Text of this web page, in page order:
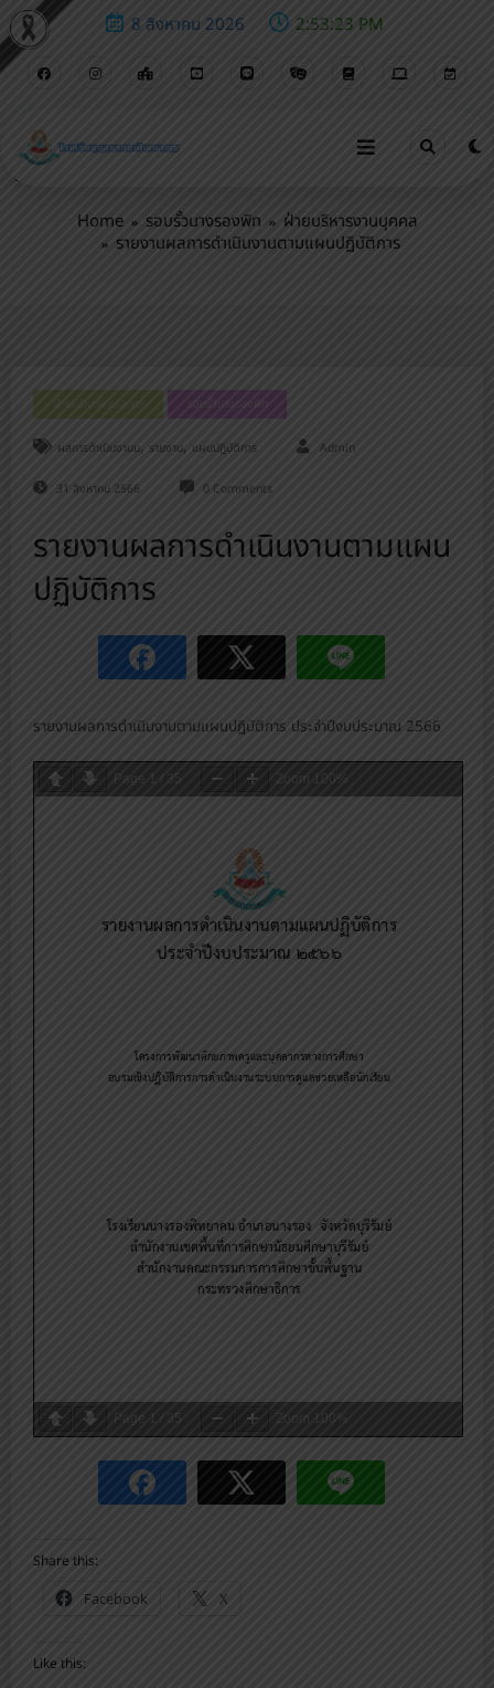
8 สิงหาคม 2026 2:53:24 PM
รายงานผลการดำเนินงานตามแผนปฏิบัติการ
Home รอบรั้วนางรองพิท
ฝ่ายบริหารงานบุคคล
รายงานผลการดำเนินงานตามแผนปฏิบัติการ
ฝ่ายบริหารงานบุคคล รอบรั้วนางรองพิท
ผลการดำเนินงานม, รายงาน, แผนปฏิบัติการ Admin
31 สิงหาคม 2566 0 Comments
รายงานผลการดำเนินงานตามแผน
ปฏิบัติการ
รายงานผลการดำเนินงานตามแผนปฏิบัติการ ประจำปีงบประมาณ 2566
Page 1 / 35 Zoom 100%
Page / 35 Zoom 100%
Share this:
Facebook
X
Like this: